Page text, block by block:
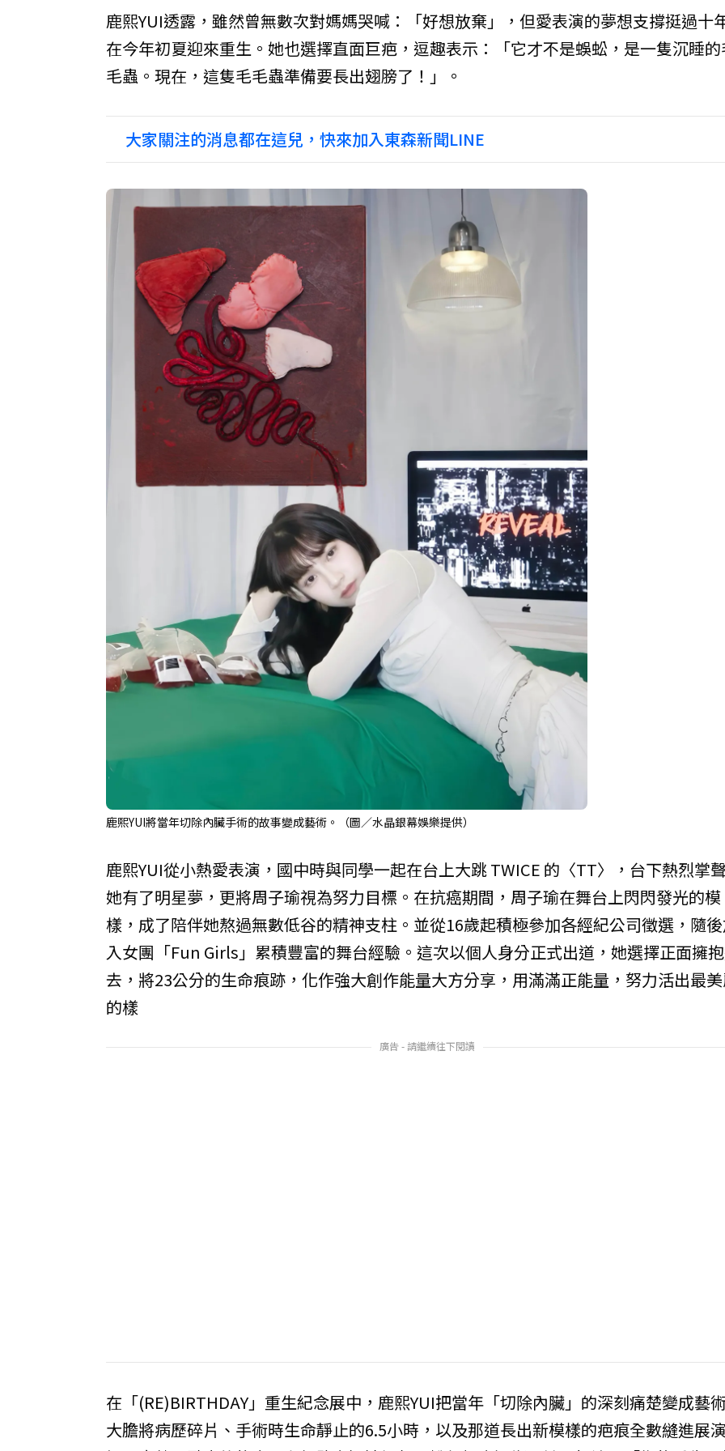
鹿熙YUI透露，雖然曾無數次對媽媽哭喊：「好想放棄」，但愛表演的夢想支撐挺過十
在今年初夏迎來重生。她也選擇直面巨疤，逗趣表示：「它才不是蜈蚣，是一隻沉睡
毛蟲。現在，這隻毛毛蟲準備要長出翅膀了！」。
大家關注的消息都在這兒，快來加入東森新聞LINE
鹿熙YUI將當年切除內臟手術的故事變成藝術。（圖／水晶銀幕娛樂提供）
鹿熙YUI從小熱愛表演，國中時與同學一起在台上大跳 TWICE 的〈TT〉，台下熱烈掌
她有了明星夢，更將周子瑜視為努力目標。在抗癌期間，周子瑜在舞台上閃閃發光的模
樣，成了陪伴她熬過無數低谷的精神支柱。並從16歲起積極參加各經紀公司徵選，隨
入女團「Fun Girls」累積豐富的舞台經驗。這次以個人身分正式出道，她選擇正面擁
去，將23公分的生命痕跡，化作強大創作能量大方分享，用滿滿正能量，努力活出最
的樣
廣告 - 請繼續往下閱讀
在「(RE)BIRTHDAY」重生紀念展中，鹿熙YUI把當年「切除內臟」的深刻痛楚變成藝
大膽將病歷碎片、手術時生命靜止的6.5小時，以及那道長出新模樣的疤痕全數縫進展